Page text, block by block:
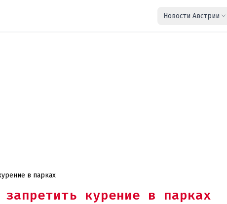
Новости Австрии
в парках
запретить курение в парках